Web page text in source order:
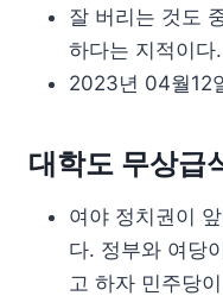
잘 버리는 것도
하다는 지적이다.
2023년 04월12
대학도 무상급
여야 정치권이
다. 정부와 여당
고 하자 민주당